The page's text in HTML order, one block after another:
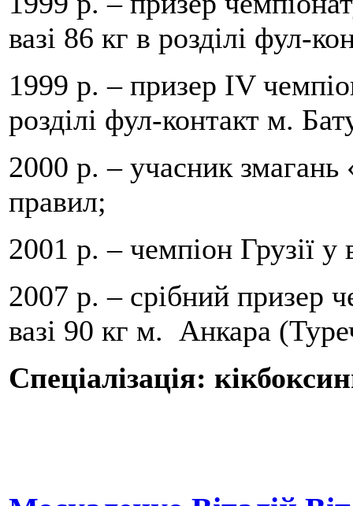
вазі 86 кг в розділі фул-
1999 р. – призер IV
розділі фул-контакт м.
2000 р. – учасник змагань
правил;
2001 р. – чемпіон Грузії у
2007 р. – срібний призер
вазі 90 кг м. Анкара
Спеціалізація: